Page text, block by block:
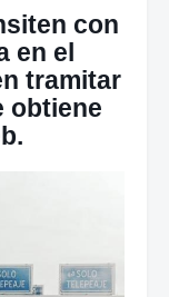
con
en el
tramitar
obtiene